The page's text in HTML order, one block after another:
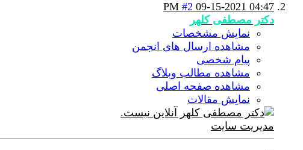
09-15-2021 04:47 PM
#2
دکتر مصطفی کلهر
نمایش مشخصات
مشاهده ارسال های انجمن
پیام شخصی
مشاهده مطالب وبلاگ
مشاهده صفحه اصلی
نمایش مقالات
مدیریت سایت